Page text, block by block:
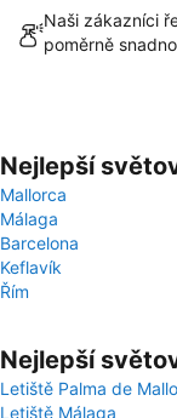
Naši zákazníci
poměrně
Nejlepší
Mallorca
Málaga
Barcelona
Keflavík
Řím
Nejlepší
Letiště Palma de
Letiště Málaga